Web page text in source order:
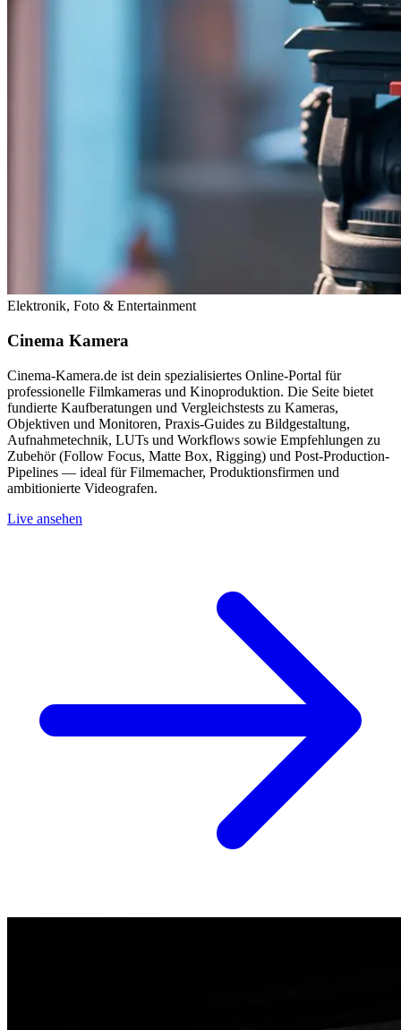
Elektronik, Foto & Entertainment
Cinema Kamera
Cinema-Kamera.de ist dein spezialisiertes Online-Portal für
professionelle Filmkameras und Kinoproduktion. Die Seite bietet
fundierte Kaufberatungen und Vergleichstests zu Kameras,
Objektiven und Monitoren, Praxis-Guides zu Bildgestaltung,
Aufnahmetechnik, LUTs und Workflows sowie Empfehlungen zu
Zubehör (Follow Focus, Matte Box, Rigging) und Post-Production-
Pipelines — ideal für Filmemacher, Produktionsfirmen und
ambitionierte Videografen.
Live ansehen